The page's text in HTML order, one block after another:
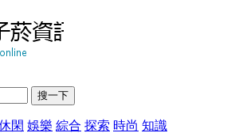
搜一下
閑 娛樂 綜合 探索 時尚 知識